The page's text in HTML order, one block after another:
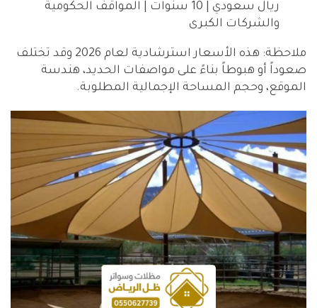
ريال سعودي | 10 سنوات | المواقف الحكومية
والشركات الكبرى
ملاحظة: هذه الأسعار استرشادية لعام 2026 وقد تختلف
صعوداً أو هبوطاً بناءً على مواصفات الحديد، هندسة
الموقع، وحجم المساحة الإجمالية المطلوبة.